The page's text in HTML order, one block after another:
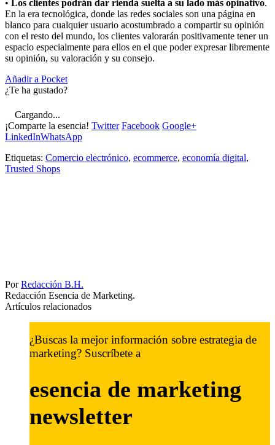
• Los clientes podrán dar rienda suelta a su lado más opinativo.
En la era tecnológica, donde las redes sociales son una página en
blanco para cualquier usuario acostumbrado a compartir su opinión
con el resto del mundo, los clientes valorarán positivamente tener un
espacio especialmente para ellos en el que poder expresar libremente
su opinión, su valoración y su consejo.
Añadir a Pocket
¿Te ha gustado?
Cargando...
¡Comparte la esencia! Twitter Facebook Google+
LinkedInWhatsApp
Etiquetas: Comercio electrónico, ecommerce, economía digital,
Trusted Shops
PorRedacción B.H.
Redacción Esencia de Marketing.
Artículos relacionados
¿Buscas la mejor información sobre estrategia de
marketing? Suscríbete a
esencia de marketing
newsletter